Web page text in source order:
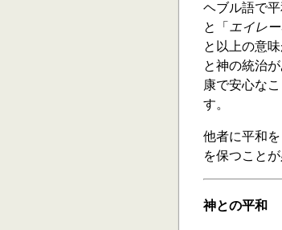
ヘブル語で平
と「 エイレ
と以上の意
と神の統治
康で安心な
す。
他者に平和
を保つことが
神との平和